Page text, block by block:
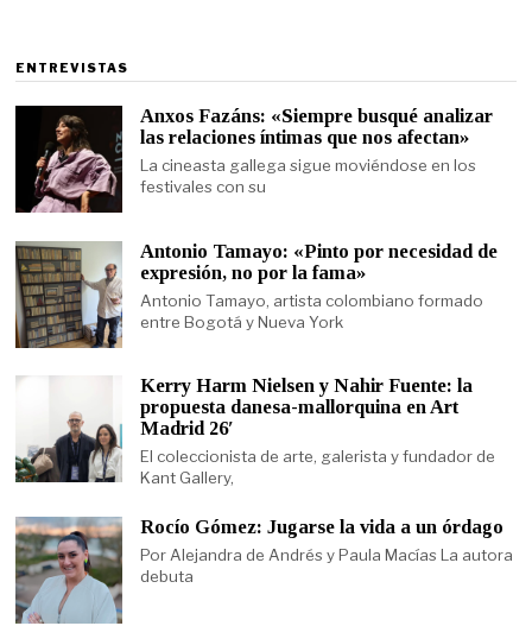
ENTREVISTAS
Anxos Fazáns: «Siempre busqué analizar
las relaciones íntimas que nos afectan»
La cineasta gallega sigue moviéndose en los
festivales con su
Antonio Tamayo: «Pinto por necesidad de
expresión, no por la fama»
Antonio Tamayo, artista colombiano formado
entre Bogotá y Nueva York
Kerry Harm Nielsen y Nahir Fuente: la
propuesta danesa-mallorquina en Art
Madrid 26′
El coleccionista de arte, galerista y fundador de
Kant Gallery,
Rocío Gómez: Jugarse la vida a un órdago
Por Alejandra de Andrés y Paula Macías La autora
debuta